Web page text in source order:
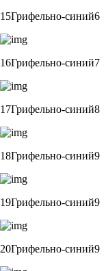
15Грифельно-синий6
16Грифельно-синий7
17Грифельно-синий8
18Грифельно-синий9
19Грифельно-синий9
20Грифельно-синий9